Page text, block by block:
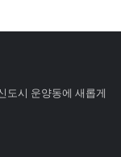
도시 운양동에 새롭게